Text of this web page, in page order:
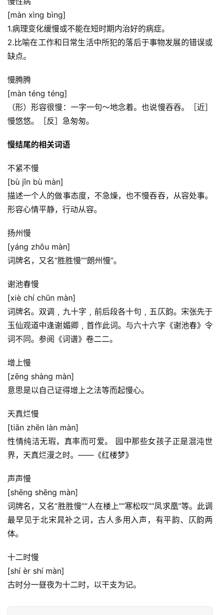
页
好
词
好
句
经
典
歌
[màn xìng bìng]
1.病理变化缓慢或不能在短时期内治好的病症。
2.比喻在工作和日常生活中所犯的落后于事物发展的错误或
缺点。
慢腾腾
[màn téng téng]
（形）形容很慢：一字一句～地念着。也说慢吞吞。［近］
慢悠悠。［反］急匆匆。
慢结尾的相关词语
不紧不慢
[bù jǐn bù màn]
描述一个人的做事态度，不急燥，也不慢吞吞，从容处事。
形容心情平静，行动从容。
扬州慢
[yáng zhōu màn]
词牌名，又名“胜胜慢”“朗州慢”。
谢池春慢
[xiè chí chūn màn]
词牌名。双调﹐九十字﹐前后段各十句﹐五仄韵。宋张先于
玉仙观道中逢谢媚卿﹐首作此词。与六十六字《谢池春》令
词不同。参阅《词谱》卷二二。
增上慢
[zēng shàng màn]
意思是以自己证得增上之法等而起慢心。
天真烂慢
[tiān zhēn làn màn]
性情纯洁无瑕，真率而可爱。 园中那些女孩子正是混沌世
界，天真烂漫之时。——《红楼梦》
声声慢
[shēng shēng màn]
词牌名，又名“胜胜慢”“人在楼上”“寒松叹”“凤求凰”等。此调
最早见于北宋晁补之词，古人多用入声，有平韵、仄韵两
体。
十二时慢
[shí èr shí màn]
古时分一昼夜为十二时，以干支为记。